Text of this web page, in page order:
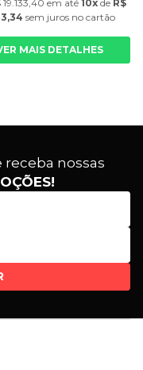
19.133,40 em até 10xde R$
sem juros no cartão
MAIS DETALHES
receba nossas